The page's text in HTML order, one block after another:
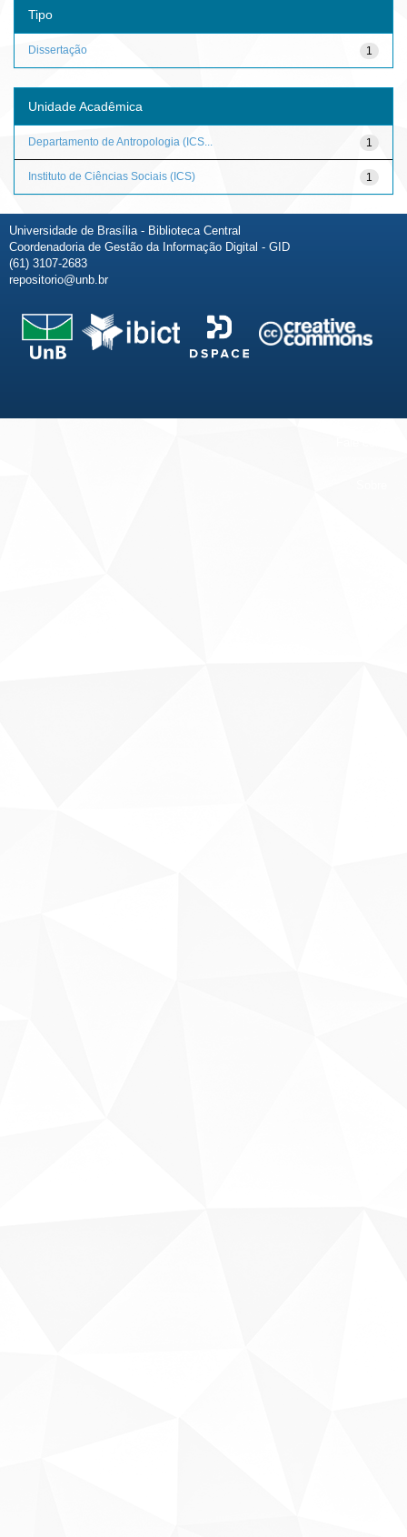
Tipo
1
Dissertação
Unidade Acadêmica
1
Departamento de Antropologia (ICS...
1
Instituto de Ciências Sociais (ICS)
Universidade de Brasília - Biblioteca Central
Coordenadoria de Gestão da Informação Digital - GID
(61) 3107-2683
repositorio@unb.br